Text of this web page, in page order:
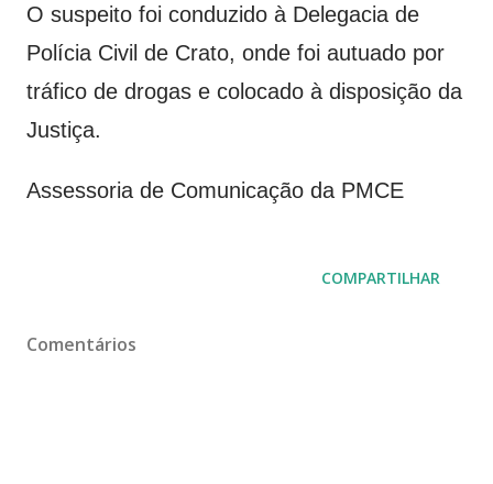
O suspeito foi conduzido à Delegacia de
Polícia Civil de Crato, onde foi autuado por
tráfico de drogas e colocado à disposição da
Justiça.
Assessoria de Comunicação da PMCE
COMPARTILHAR
Comentários